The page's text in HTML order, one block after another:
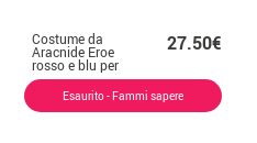
Costume da
Aracnide Eroe
rosso e blu per
uomo
27.50€
Esaurito - Fammi sapere